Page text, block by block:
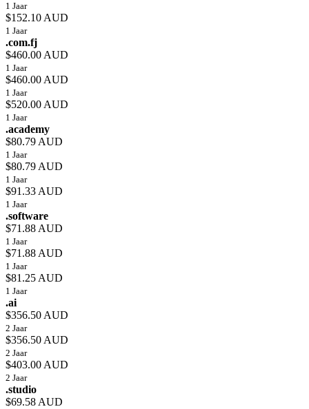
1 Jaar
$152.10 AUD
1 Jaar
.com.fj
$460.00 AUD
1 Jaar
$460.00 AUD
1 Jaar
$520.00 AUD
1 Jaar
.academy
$80.79 AUD
1 Jaar
$80.79 AUD
1 Jaar
$91.33 AUD
1 Jaar
.software
$71.88 AUD
1 Jaar
$71.88 AUD
1 Jaar
$81.25 AUD
1 Jaar
.ai
$356.50 AUD
2 Jaar
$356.50 AUD
2 Jaar
$403.00 AUD
2 Jaar
.studio
$69.58 AUD